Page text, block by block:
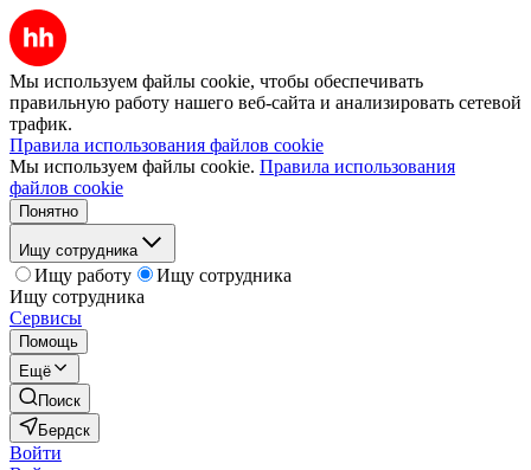
Мы используем файлы cookie, чтобы обеспечивать
правильную работу нашего веб-сайта и анализировать сетевой
трафик.
Правила использования файлов cookie
Мы используем файлы cookie. Правила использования
файлов cookie
Понятно
Ищу сотрудника
Ищу работу
Ищу сотрудника
Ищу сотрудника
Сервисы
Помощь
Ещё
Поиск
Бердск
Войти